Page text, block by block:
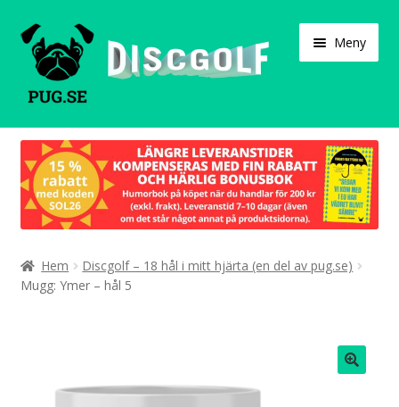
Hoppa
till
navigering
Hoppa
till
innehåll
Meny
Varukorg
Våra produkter
Designa själv!
Böcker
Hem
Discgolf – 18 hål i mitt hjärta (en del av pug.se)
Mugg: Ymer – hål 5